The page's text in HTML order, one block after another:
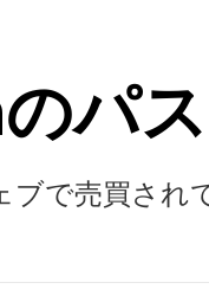
パ
で売買され